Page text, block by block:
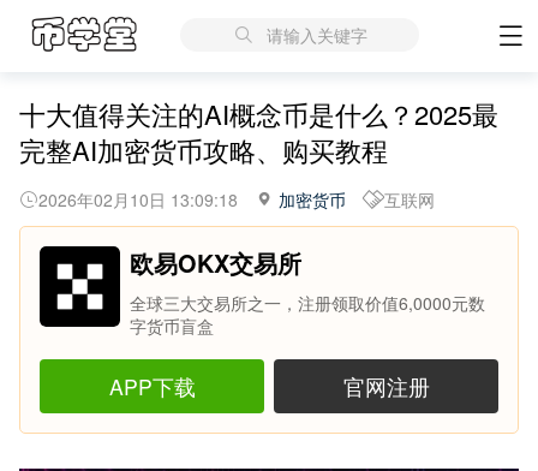
请输入关键字
十大值得关注的AI概念币是什么？2025最
完整AI加密货币攻略、购买教程
2026年02月10日 13:09:18 加密货币 互联网
欧易OKX交易所
全球三大交易所之一，注册领取价值6,0000元数
字货币盲盒
APP下载 官网注册